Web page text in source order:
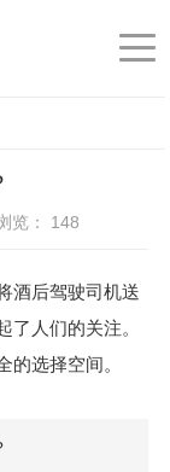
览： 148
后驾驶司机送
人们的关注。
选择空间。